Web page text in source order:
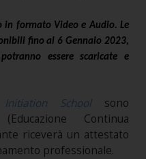
in formato Video e Audio. Le
fino al 6 Gennaio 2023,
essere scaricate e
Schoolsono
Continua
riceverà un attestato
professionale.